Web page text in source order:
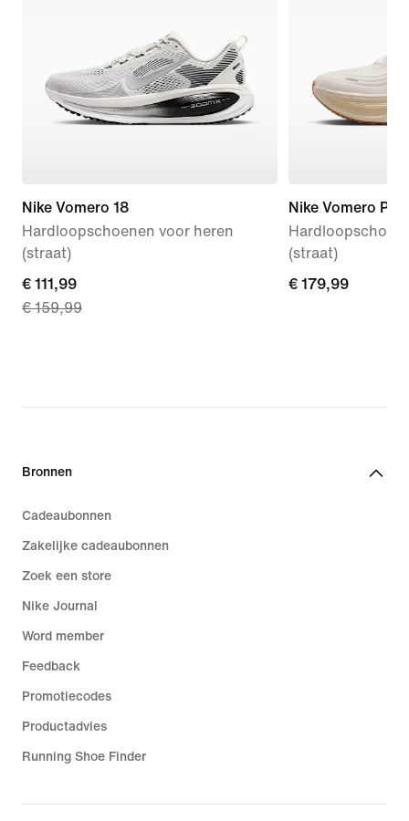
Nike Vomero 18
Hardloopschoenen voor heren
(straat)
current
price
€ 159,99
€ 111,99
€ 159,99
Nike Vomero Plus
(straat)
€ 179,99
€ 179,99
Bronnen
Cadeaubonnen
Zakelijke cadeaubonnen
Zoek een store
Nike Journal
Word member
Feedback
Promotiecodes
Productadvies
Running Shoe Finder